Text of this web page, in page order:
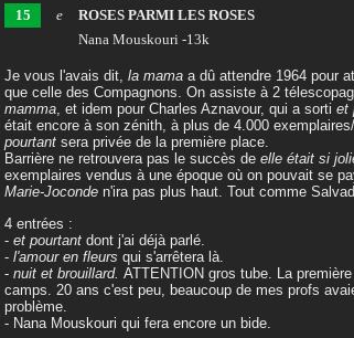
15
e ROSES PARMI LES ROSES
Nana Mouskouri -13k
Je vous l'avais dit, la mama a dû attendre 1964 pour
que celle des Compagnons. On assiste à 2
mamma , et idem pour Charles Aznavour, qui a sorti et
était encore à son zénith, à plus de 4.000
pourtant sera privée de la première place.
Barrière ne retrouvera pas le succès de elle était si
exemplaires vendus à une époque où on pouvait se
Marie-Joconde n'ira pas plus haut. Tout comme
4 entrées :
- et pourtant dont j'ai déjà parlé.
- l'amour en fleurs qui s'arrêtera là.
- nuit et brouillard. ATTENTION gros tube. La
camps. 20 ans c'est peu, beaucoup de mes profs
problème.
- Nana Mouskouri qui fera encore un bide.